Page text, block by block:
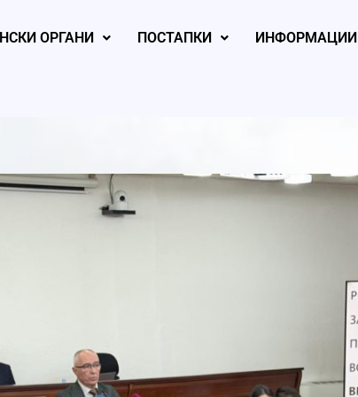
ОРГАНИ ПОСТАПКИ ИНФОРМАЦИИ